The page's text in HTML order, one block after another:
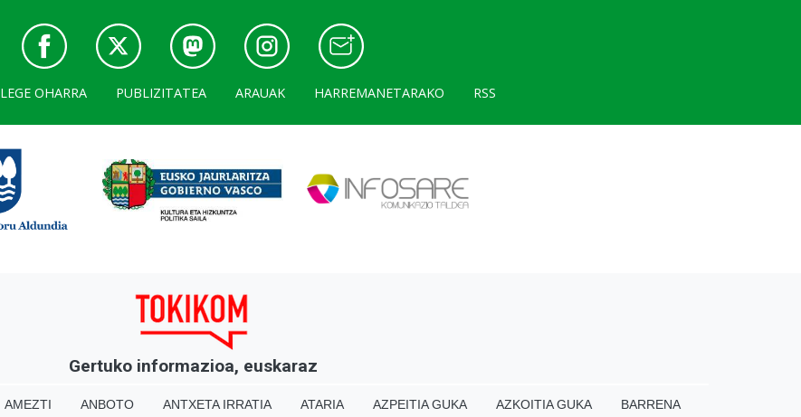
LEGE OHARRA PUBLIZITATEA ARAUAK HARREMANETARAKO RSS
Gertuko informazioa, euskaraz
AMEZTI ANBOTO ANTXETA IRRATIA ATARIA AZPEITIA GUKA AZKOITIA GUKA BARRENA